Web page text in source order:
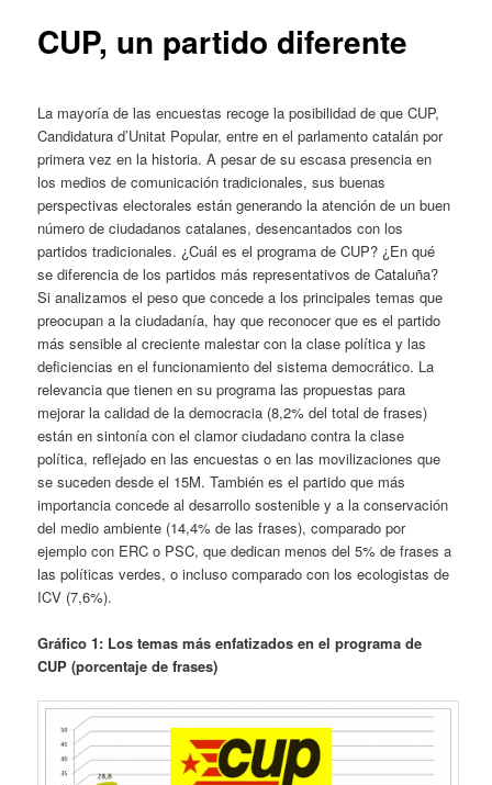
CUP, un partido diferente
La mayoría de las encuestas recoge la posibilidad de que CUP,
Candidatura d’Unitat Popular, entre en el parlamento catalán por
primera vez en la historia. A pesar de su escasa presencia en
los medios de comunicación tradicionales, sus buenas
perspectivas electorales están generando la atención de un buen
número de ciudadanos catalanes, desencantados con los
partidos tradicionales. ¿Cuál es el programa de CUP? ¿En qué
se diferencia de los partidos más representativos de Cataluña?
Si analizamos el peso que concede a los principales temas que
preocupan a la ciudadanía, hay que reconocer que es el partido
más sensible al creciente malestar con la clase política y las
deficiencias en el funcionamiento del sistema democrático. La
relevancia que tienen en su programa las propuestas para
mejorar la calidad de la democracia (8,2% del total de frases)
están en sintonía con el clamor ciudadano contra la clase
política, reflejado en las encuestas o en las movilizaciones que
se suceden desde el 15M. También es el partido que más
importancia concede al desarrollo sostenible y a la conservación
del medio ambiente (14,4% de las frases), comparado por
ejemplo con ERC o PSC, que dedican menos del 5% de frases a
las políticas verdes, o incluso comparado con los ecologistas de
ICV (7,6%).
Gráfico 1: Los temas más enfatizados en el programa de
CUP (porcentaje de frases)